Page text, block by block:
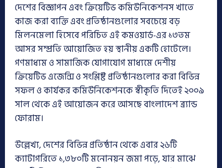
দেশের বিজ্ঞাপন এবং ক্রিয়েটিভ কমিউনিকেশনস খাতে
কাজ করা ব্যক্তি এবং প্রতিষ্ঠানগুলোর সবচেয়ে বড়
মিলনমেলা হিসেবে পরিচিত এই কমওয়ার্ড-এর ১৩তম
আসর সম্প্রতি আয়োজিত হয় স্থানীয় একটি হোটেলে।
গণমাধ্যম ও সামাজিক যোগাযোগ মাধ্যমে দেশীয়
ক্রিয়েটিভ এজেন্সি ও সংশ্লিষ্ট প্রতিষ্ঠানগুলোর করা বিভিন্ন
সফল ও কার্যকর কমিউনিকেশনকে স্বীকৃতি দিতেই ২০০৯
সাল থেকে এই আয়োজন করে আসছে বাংলাদেশ ব্র্যান্ড
ফোরাম।
উল্লেখ্য, দেশের বিভিন্ন প্রতিষ্ঠান থেকে এবার ২৬টি
ক্যাটাগরিতে ১,৩৮০টি মনোনয়ন জমা পড়ে, যার মাঝে